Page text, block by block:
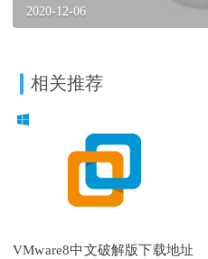
2020-12-06
相关推荐
VMware8中文破解版下载地址